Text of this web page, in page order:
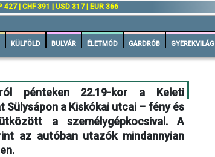
427 | CHF 391 | USD 317 | EUR 366
KÜLFÖLD BULVÁR ÉLETMÓD GARDRÓB GYEREKVILÁG
pénteken 22.19-kor a Keleti
Sülysápon a Kiskókai utcai – fény és
a személygépkocsival. A
az autóban utazók mindannyian